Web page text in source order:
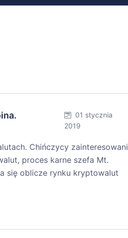
01 stycznia
2019
Chińczycy zainteresowani
proces karne szefa Mt.
się oblicze rynku kryptowalut